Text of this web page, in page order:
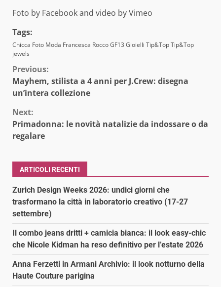
Foto by Facebook and video by Vimeo
Tags:
Chicca Foto Moda Francesca RoccoGF13 Gioielli Tip&TopTip&Top
jewels
Continue
Reading
Previous:
Mayhem, stilista a 4 anni per J.Crew: disegna
un’intera collezione
Next:
Primadonna: le novità natalizie da indossare o da
regalare
ARTICOLI RECENTI
Zurich Design Weeks 2026: undici giorni che
trasformano la città in laboratorio creativo (17-27
settembre)
Il combo jeans dritti + camicia bianca: il look easy-chic
che Nicole Kidman ha reso definitivo per l’estate 2026
Anna Ferzetti in Armani Archivio: il look notturno della
Haute Couture parigina